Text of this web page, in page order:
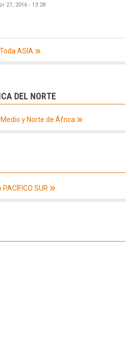
27, 2016 - 13:28
Toda ASIA
DEL NORTE
y Norte de África
PACÍFICO SUR